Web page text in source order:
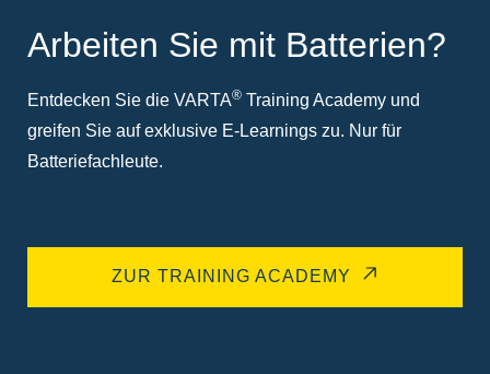
Arbeiten Sie mit Batterien?
Entdecken Sie die VARTA® Training Academy und
greifen Sie auf exklusive E-Learnings zu. Nur für
Batteriefachleute.
ZUR TRAINING ACADEMY